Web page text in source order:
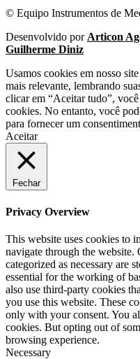
© Equipo Instrumentos de
Desenvolvido por Articon
Guilherme Diniz
Usamos cookies em nosso
mais relevante, lembrando
clicar em “Aceitar tudo”,
cookies. No entanto, você
para fornecer um
Aceitar
Fechar
Privacy Overview
This website uses cookies to
navigate through the website.
categorized as necessary are
essential for the working of
also use third-party cookies
you use this website. These
only with your consent. You
cookies. But opting out of
browsing experience.
Necessary